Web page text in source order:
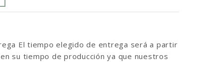
El tiempo elegido de entrega será a partir
su tiempo de producción ya que nuestros